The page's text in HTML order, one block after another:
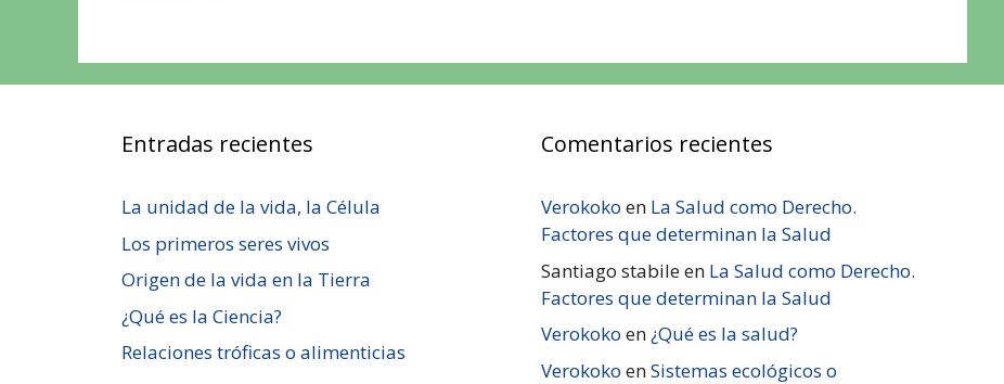
Entradas recientes
La unidad de la vida, la Célula
Los primeros seres vivos
Origen de la vida en la Tierra
¿Qué es la Ciencia?
Relaciones tróficas o alimenticias
Comentarios recientes
Verokoko en La Salud como Derecho.
Factores que determinan la Salud
Santiago stabileen La Salud como Derecho.
Factores que determinan la Salud
Verokoko en¿Qué es la salud?
Verokoko enSistemas ecológicos o